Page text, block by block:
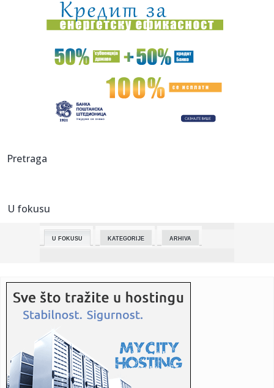
00:42:Ovako je nastala pesma "Ako te pitaju", Petra Graša! "Kad
sam to...
00:35:U Kragujevcu ove godine biće proizvedeno 40.000
električnih Cit...
Ovo je radnik iz Srbije koji je stradao u tragediji u Beču:
00:08:Jutarnja intimnost kao poslovna strategija: Manje kafe, a
00:08:
00:08: Barel "brenta" premašio 110 dolara
00:03:LIVERPUL SVE REŠIO ZA 11 MINUTA: Bajern bez milosti za
Atalantu,...
00:01:Težak udes vozača iz BiH: Kamionom sletio s njemačkog
auto-put...
00:01:Mediji: Izrael napao pomorske ciljeve Irana u Kaspijskom
jezeru
Pretraga
U fokusu
U FOKUSU KATEGORIJE ARHIVA